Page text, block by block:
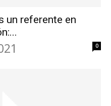
un referente en
0